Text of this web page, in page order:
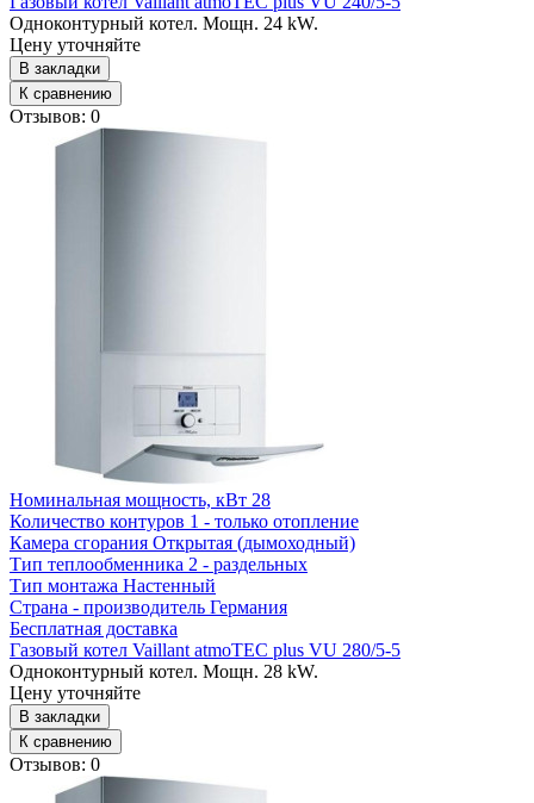
Одноконтурный котел. Мощн. 24 kW.
Цену уточняйте
В закладки
К сравнению
Отзывов: 0
Номинальная мощность, кВт 28
Количество контуров 1 - только отопление
Камера сгорания Открытая (дымоходный)
Тип теплообменника 2 - раздельных
Тип монтажа Настенный
Страна - производитель Германия
Бесплатная доставка
Газовый котел Vaillant atmoTEC plus VU 280/5-5
Одноконтурный котел. Мощн. 28 kW.
Цену уточняйте
В закладки
К сравнению
Отзывов: 0